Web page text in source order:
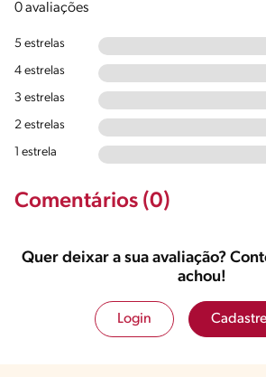
0 avaliações
5 estrelas
4 estrelas
3 estrelas
2 estrelas
1 estrela
Comentários (0)
Quer deixar a sua avaliação?
achou!
Login